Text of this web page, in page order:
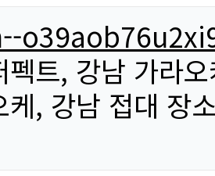
펙트, 강남 가라
케, 강남 접대 장